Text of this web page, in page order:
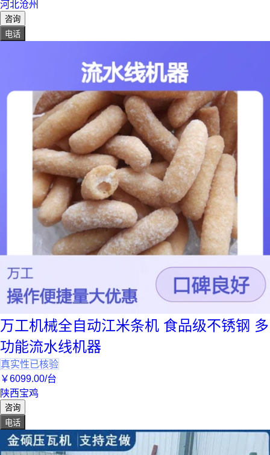
河北沧州
咨询
电话
万工机械全自动江米条机 食品级不锈钢 多
功能流水线机器
真实性已核验
￥6099.00/台
陕西宝鸡
咨询
电话